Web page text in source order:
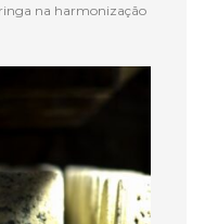
na harmonização